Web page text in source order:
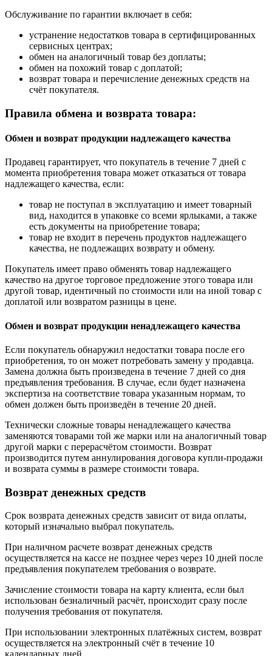
Обслуживание по гарантии включает в себя:
устранение недостатков товара в сертифицированных
сервисных центрах;
обмен на аналогичный товар без доплаты;
обмен на похожий товар с доплатой;
возврат товара и перечисление денежных средств на
счёт покупателя.
Правила обмена и возврата товара:
Обмен и возврат продукции надлежащего качества
Продавец гарантирует, что покупатель в течение 7 дней с
момента приобретения товара может отказаться от товара
надлежащего качества, если:
товар не поступал в эксплуатацию и имеет товарный
вид, находится в упаковке со всеми ярлыками, а также
есть документы на приобретение товара;
товар не входит в перечень продуктов надлежащего
качества, не подлежащих возврату и обмену.
Покупатель имеет право обменять товар надлежащего
качество на другое торговое предложение этого товара или
другой товар, идентичный по стоимости или на иной товар с
доплатой или возвратом разницы в цене.
Обмен и возврат продукции ненадлежащего качества
Если покупатель обнаружил недостатки товара после его
приобретения, то он может потребовать замену у продавца.
Замена должна быть произведена в течение 7 дней со дня
предъявления требования. В случае, если будет назначена
экспертиза на соответствие товара указанным нормам, то
обмен должен быть произведён в течение 20 дней.
Технически сложные товары ненадлежащего качества
заменяются товарами той же марки или на аналогичный товар
другой марки с перерасчётом стоимости. Возврат
производится путем аннулирования договора купли-продажи
и возврата суммы в размере стоимости товара.
Возврат денежных средств
Срок возврата денежных средств зависит от вида оплаты,
который изначально выбрал покупатель.
При наличном расчете возврат денежных средств
осуществляется на кассе не позднее через через 10 дней после
предъявления покупателем требования о возврате.
Зачисление стоимости товара на карту клиента, если был
использован безналичный расчёт, происходит сразу после
получения требования от покупателя.
При использовании электронных платёжных систем, возврат
осуществляется на электронный счёт в течение 10